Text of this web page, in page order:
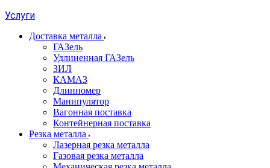
Услуги
Доставка металла
ГАЗель
Удлиненная ГАЗель
ЗИЛ
КАМАЗ
Длинномер
Манипулятор
Вагонная поставка
Контейнерная поставка
Резка металла
Лазерная резка металла
Газовая резка металла